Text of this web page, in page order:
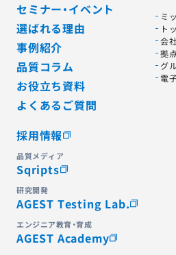
セミナー・イベント
選ばれる理由
事例紹介
品質コラム
お役立ち資料
よくあるご質問
ミ
ト
会
拠
グ
電
採用情報
品質メディア
Sqripts
研究開発
AGEST Testing Lab.
エンジニア教育・育成
AGEST Academy